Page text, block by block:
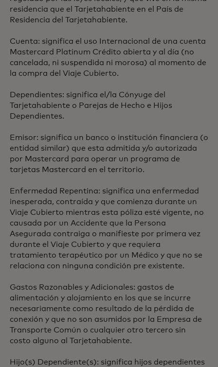
residencia que el Tarjetahabiente en el País de
Residencia del Tarjetahabiente.
Cuenta: significa el uso Internacional de una cuenta
Mastercard Platinum Crédito abierta y al día (no
cancelada, ni suspendida ni morosa) al momento de
la compra del Viaje Cubierto.
Dependientes: significa el/la Cónyuge del
Tarjetahabiente o Parejas de Hecho e Hijos
Dependientes.
Emisor: significa un banco o institución financiera (o
entidad similar) que esta admitida y/o autorizada
por Mastercard para operar un programa de
tarjetas Mastercard en el territorio.
Enfermedad Repentina: significa una enfermedad
inesperada, contraída y que comienza durante un
Viaje Cubierto mientras esta póliza esté vigente, no
causada por un Accidente que la Persona
Asegurada contraiga o manifieste por primera vez
durante el Viaje Cubierto y que requiera
tratamiento terapéutico por un Médico y que no se
relaciona con ninguna condición pre existente.
Gastos Razonables y Adicionales: gastos de
alimentación y alojamiento en los que se incurre
necesariamente como resultado de la pérdida de
conexión y que no son asumidos por la Empresa de
Transporte Común o cualquier otro tercero sin
costo alguno al Tarjetahabiente.
Hijo(s) Dependiente(s): significa hijos dependientes